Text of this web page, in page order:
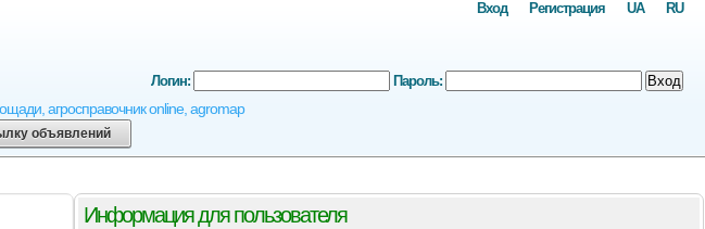
агросправочник online, agromap
RU
UA
Регистрация
Вход
Логин: Пароль: Вход
объявлений
Информация для пользователя